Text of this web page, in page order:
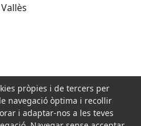
pròpies i de tercers per
navegació òptima i recollir
i adaptar-nos a les teves